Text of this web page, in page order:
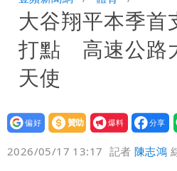
口 防北京滲透供
慈濟被騙10億！
勝：時間久看出睿
白海豚路徑「搖擺
可能籠罩4縣市
白海豚4個關鍵時間
雨最大
老公外遇修復內幕
人身體卻僵硬」
白海豚最快下午海
大谷翔平本季首
打點 高速公路
天使
設為
贊助
我要
爆料
2026/05/17 13:17 記者陳志鴻